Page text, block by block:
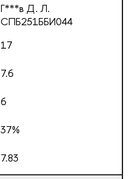
Г***в Д. Л.
СПБ251ББИ044
17
7.6
6
37%
7.83